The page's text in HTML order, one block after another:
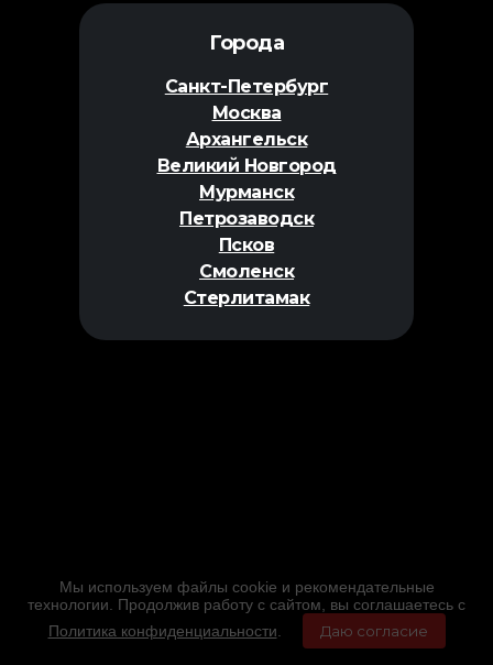
Города
Санкт-Петербург
Москва
Архангельск
Великий Новгород
Мурманск
Петрозаводск
Псков
Смоленск
Стерлитамак
Мы используем файлы cookie и рекомендательные
технологии. Продолжив работу с сайтом, вы соглашаетесь с
Политика конфиденциальности
Даю согласие